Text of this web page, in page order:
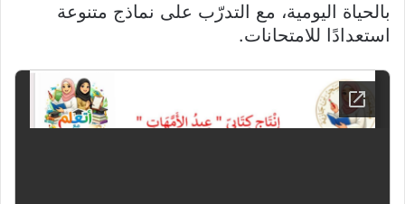
بالحياة اليومية، مع التدرّب على نماذج متنوعة
استعدادًا للامتحانات.